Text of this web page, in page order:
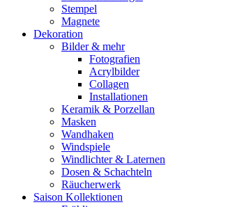
Stempel
Magnete
Dekoration
Bilder & mehr
Fotografien
Acrylbilder
Collagen
Installationen
Keramik & Porzellan
Masken
Wandhaken
Windspiele
Windlichter & Laternen
Dosen & Schachteln
Räucherwerk
Saison Kollektionen